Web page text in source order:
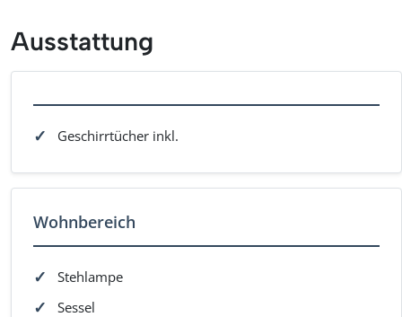
Ausstattung
Geschirrtücher inkl.
Wohnbereich
Stehlampe
Sessel